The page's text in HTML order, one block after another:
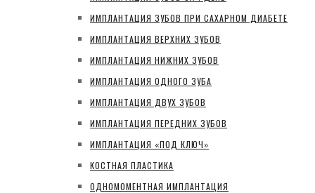
ИМПЛАНТАЦИЯ ЗУБОВ ПРИ САХАРНОМ ДИАБЕТЕ
ИМПЛАНТАЦИЯ ВЕРХНИХ ЗУБОВ
ИМПЛАНТАЦИЯ НИЖНИХ ЗУБОВ
ИМПЛАНТАЦИЯ ОДНОГО ЗУБА
ИМПЛАНТАЦИЯ ДВУХ ЗУБОВ
ИМПЛАНТАЦИЯ ПЕРЕДНИХ ЗУБОВ
ИМПЛАНТАЦИЯ «ПОД КЛЮЧ»
КОСТНАЯ ПЛАСТИКА
ОДНОМОМЕНТНАЯ ИМПЛАНТАЦИЯ